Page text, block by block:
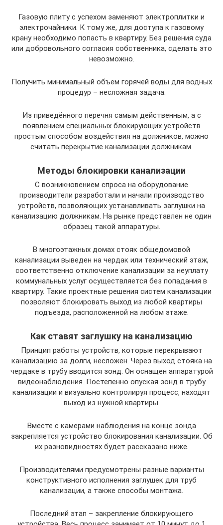
Газовую плиту с успехом заменяют электроплитки и
электрочайники. К тому же, для доступа к газовому
крану необходимо попасть в квартиру. Без решения суда
или добровольного согласия собственника, сделать это
невозможно.
Получить минимальный объем горячей воды для водных
процедур – несложная задача.
Из приведённого перечня самым действенным, а с
появлением специальных блокирующих устройств
простым способом воздействия на должников, можно
считать перекрытие канализации должникам.
Методы блокировки канализации
С возникновением спроса на оборудование
производители разработали и начали производство
устройств, позволяющих устанавливать заглушки на
канализацию должникам. На рынке представлен не один
образец такой аппаратуры.
В многоэтажных домах стояк общедомовой
канализации выведен на чердак или технический этаж,
соответственно отключение канализации за неуплату
коммунальных услуг осуществляется без попадания в
квартиру. Такие проектные решения систем канализации
позволяют блокировать выход из любой квартиры
подъезда, расположенной на любом этаже.
Как ставят заглушку на канализацию
Принцип работы устройств, которые перекрывают
канализацию за долги, несложен. Через выход стояка на
чердаке в трубу вводится зонд. Он оснащен аппаратурой
видеонаблюдения. Постепенно опуская зонд в трубу
канализации и визуально контролируя процесс, находят
выход из нужной квартиры.
Вместе с камерами наблюдения на конце зонда
закрепляется устройство блокирования канализации. Об
их разновидностях будет рассказано ниже.
Производителями предусмотрены разные варианты
конструктивного исполнения заглушек для труб
канализации, а также способы монтажа.
Последний этап – закрепление блокирующего